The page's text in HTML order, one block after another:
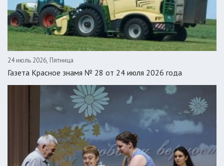
24 июль 2026, Пятница
Газета Красное знамя № 28 от 24 июля 2026 года